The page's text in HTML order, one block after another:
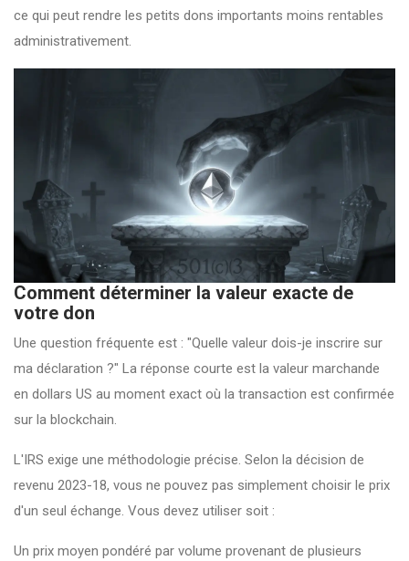
ce qui peut rendre les petits dons importants moins rentables
administrativement.
Comment déterminer la valeur exacte de
votre don
Une question fréquente est : "Quelle valeur dois-je inscrire sur
ma déclaration ?" La réponse courte est la valeur marchande
en dollars US au moment exact où la transaction est confirmée
sur la blockchain.
L'IRS exige une méthodologie précise. Selon la décision de
revenu 2023-18, vous ne pouvez pas simplement choisir le prix
d'un seul échange. Vous devez utiliser soit :
Un prix moyen pondéré par volume provenant de plusieurs